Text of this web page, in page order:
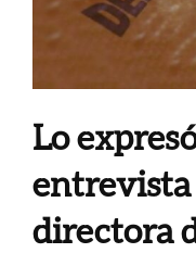
Lo
directora